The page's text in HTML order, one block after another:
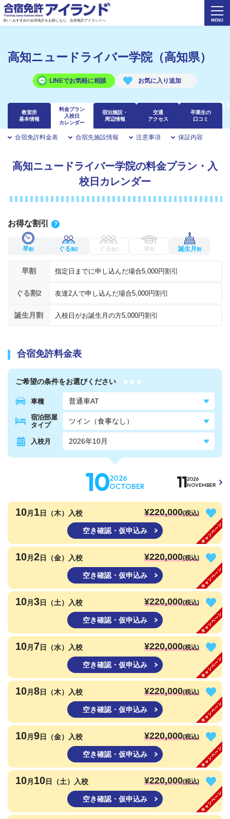
安い･おすすめの合宿免許をお探しなら、合宿免許アイランドへ
高知ニュードライバー学院（高知県）
LINEでお気軽に相談
教習所
基本情報
料金プラン
入校日
カレンダー
宿泊施設・
周辺情報
交通
アクセス
卒業生の
口コミ
合宿免許料金表 合宿先施設情報 注意事項 保証内容
高知ニュードライバー学院の料金プラン・入
校日カレンダー
お得な割引 ?
早割 ぐる割2 ぐる 割3 学 誕生月割
早割 指定日までに申し込んだ場合5,000円割引
ぐる割2 友達2人で申し込んだ場合5,000円割引
誕生月割 入校日がお誕生月の方5,000円割引
合宿免許料金表
ご希望の条件をお選びください
車種
宿泊部屋
タイプ
入校月
102026
OCTOBER
112026
NOVEMBER
10月 1日（木）入校 ¥220,000(税込)
空き確認・仮申込み
10月 2日（金）入校 ¥220,000(税込)
空き確認・仮申込み
10月 3日（土）入校 ¥220,000(税込)
空き確認・仮申込み
10月 7日（水）入校 ¥220,000(税込)
空き確認・仮申込み
10月 8日（木）入校 ¥220,000(税込)
空き確認・仮申込み
10月 9日（金）入校 ¥220,000(税込)
空き確認・仮申込み
10月 10日（土）入校 ¥220,000(税込)
空き確認・仮申込み